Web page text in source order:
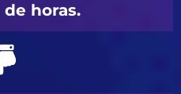
horas.